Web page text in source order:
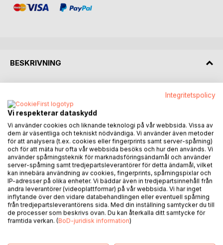
BESKRIVNING
Boken ger en sammanställning av familjen Gustafssons
släkt på min moder Ingegerd Johanssons (gift Gustafsson)
sida.
Människorna i boken har mestadels levt som drängar,
statare och pigor i Östergötland och då framför allt kring
Drothems, S:t Laurentii och Västra Husby församlingar i
Söderköping samt i Norrköpings församlingar. Även en del
soldater såsom Livgrenadjärer och Ryttare förekommer.
Släktboken spänner över tolv generationer från Ingegerds
födelse och bakåt till mitten av 1500-talet. Uppgifter och
information i boken är inhämtad genom traditionell
släktforskning i församlingarnas kyrkböcker. En emigrant
Integritetspolicy
Vi respekterar dataskydd
Vi använder cookies och liknande teknologi på vår webbsida. Vissa av
dem är väsentliga och tekniskt nödvändiga. Vi använder även metoder
för att analysera (t.ex. cookies eller fingerprints samt server-spårning)
och för att mäta hur ofta vår webbsida besöks och hur den används. Vi
använder spårningsteknik för marknadsföringsändamål och använder
server-spårning samt tredjepartsleverantörer för detta ändamål, vilket
kan innebära användning av cookies, fingerprints, spårningspixlar och
IP-adresser på olika enheter. Vi bäddar även in tredjepartsinnehåll från
andra leverantörer (videoplattformar) på vår webbsida. Vi har inget
inflytande över den vidare databehandlingen eller eventuell spårning
från tredjepartsleverantörens sida. Med din inställning samtycker du till
de processer som beskrivs ovan. Du kan återkalla ditt samtycke för
framtida verkan. (BoD-juridisk information)